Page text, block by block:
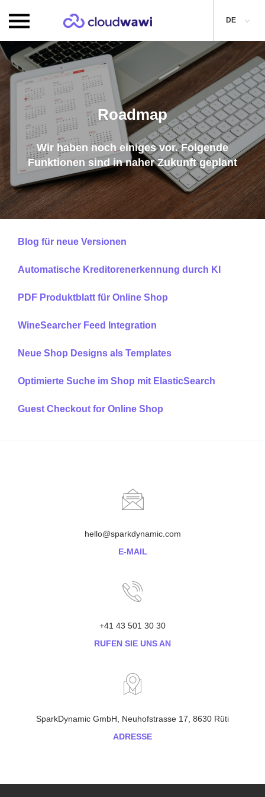
DE
Roadmap
Wir haben noch einiges vor. Folgende
Funktionen sind in naher Zukunft geplant
Blog für neue Versionen
Automatische Kreditorenerkennung durch KI
PDF Produktblatt für Online Shop
WineSearcher Feed Integration
Neue Shop Designs als Templates
Optimierte Suche im Shop mit ElasticSearch
Guest Checkout for Online Shop
hello@sparkdynamic.com
E-MAIL
+41 43 501 30 30
RUFEN SIE UNS AN
SparkDynamic GmbH, Neuhofstrasse 17, 8630 Rüti
ADRESSE